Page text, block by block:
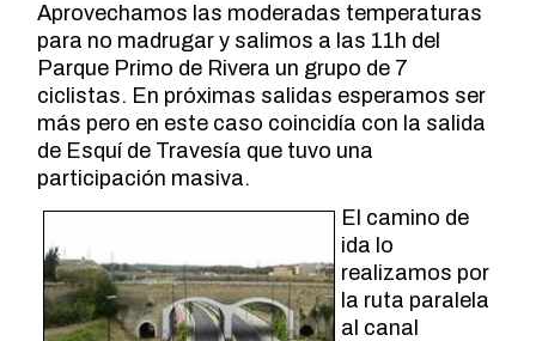
Aprovechamos las moderadas temperaturas
para no madrugar y salimos a las 11h del
Parque Primo de Rivera un grupo de 7
ciclistas. En próximas salidas esperamos ser
más pero en este caso coincidía con la salida
de Esquí de Travesía que tuvo una
participación masiva.
El camino de
ida lo
realizamos por
la ruta paralela
al canal